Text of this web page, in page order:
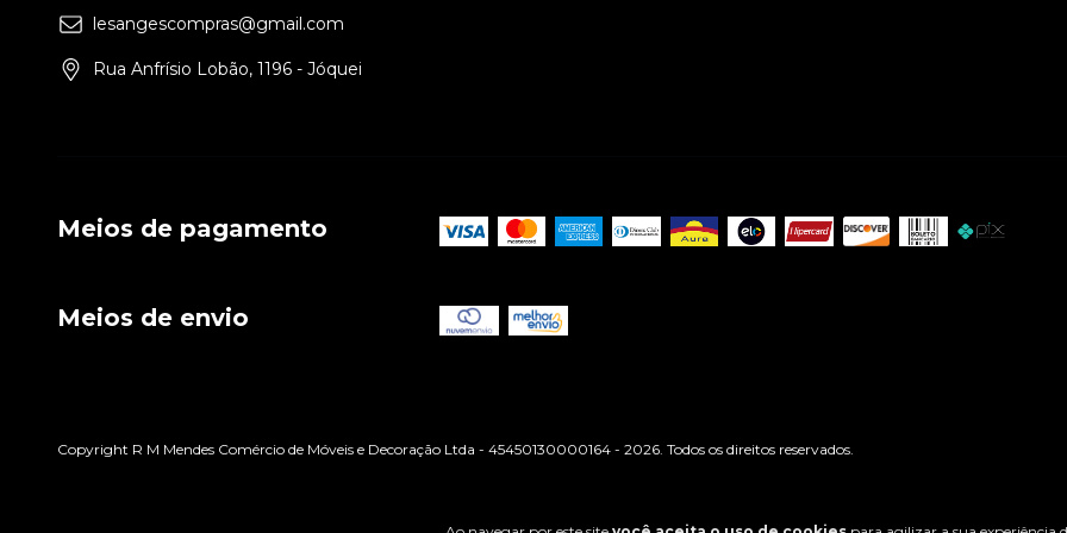
lesangescompras@gmail.com
Rua Anfrísio Lobão, 1196 - Jóquei
Meios de pagamento
Meios de envio
Copyright R M Mendes Comércio de Móveis e Decoração Ltda - 45450130000164 - 2026. Todos os direitos reservados.